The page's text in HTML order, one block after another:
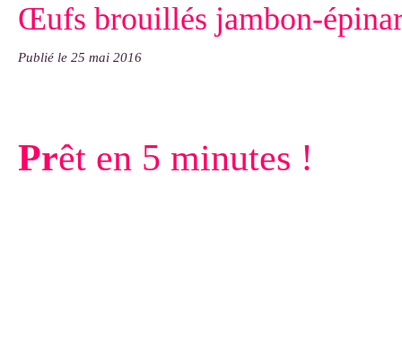
exemple : "Bonnet cloche From Annie", "Veste Rue
Œufs brouillés jambon-
Publié le 25 mai 2016
Prêt en 5 minutes !